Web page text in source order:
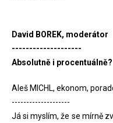
David BOREK, moderátor
--------------------
Absolutně i procentuálně?
Aleš MICHL, ekonom,
--------------------
Já si myslím, že se mírně